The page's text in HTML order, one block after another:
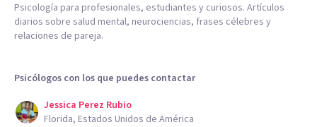
Psicología para profesionales, estudiantes y curiosos. Artículos
diarios sobre salud mental, neurociencias, frases célebres y
relaciones de pareja.
Psicólogos con los que puedes contactar
Jessica Perez Rubio
Florida, Estados Unidos de América